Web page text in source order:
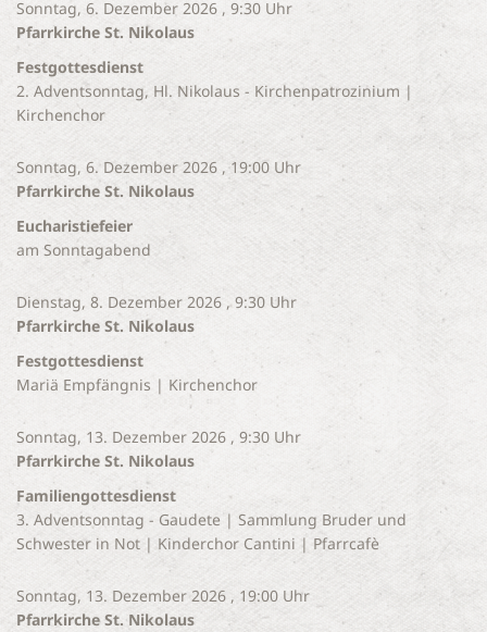
Sonntag, 6. Dezember 2026 , 9:30 Uhr
Pfarrkirche St. Nikolaus
Festgottesdienst
2. Adventsonntag, Hl. Nikolaus - Kirchenpatrozinium |
Kirchenchor
Sonntag, 6. Dezember 2026 , 19:00 Uhr
Pfarrkirche St. Nikolaus
Eucharistiefeier
am Sonntagabend
Dienstag, 8. Dezember 2026 , 9:30 Uhr
Pfarrkirche St. Nikolaus
Festgottesdienst
Mariä Empfängnis | Kirchenchor
Sonntag, 13. Dezember 2026 , 9:30 Uhr
Pfarrkirche St. Nikolaus
Familiengottesdienst
3. Adventsonntag - Gaudete | Sammlung Bruder und
Schwester in Not | Kinderchor Cantini | Pfarrcafè
Sonntag, 13. Dezember 2026 , 19:00 Uhr
Pfarrkirche St. Nikolaus